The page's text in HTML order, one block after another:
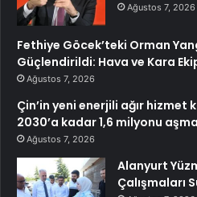
Ağustos 7, 2026
Fethiye Göcek’teki Orman
Güçlendirildi: Hava ve Kara
Ağustos 7, 2026
Çin’in yeni enerjili ağır hizmet
2030’a kadar 1,6 milyonu
Ağustos 7, 2026
Alanyurt
Çalışmaları